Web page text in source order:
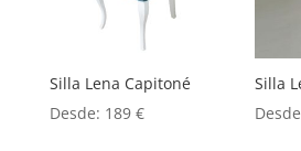
Silla Lena Capitoné
Desde: 189 €
Silla